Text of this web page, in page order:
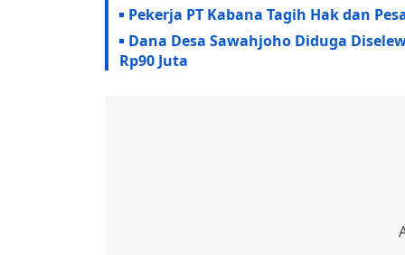
Pekerja PT Kabana Tagih Hak dan
Dana Desa Sawahjoho Diduga
Rp90 Juta